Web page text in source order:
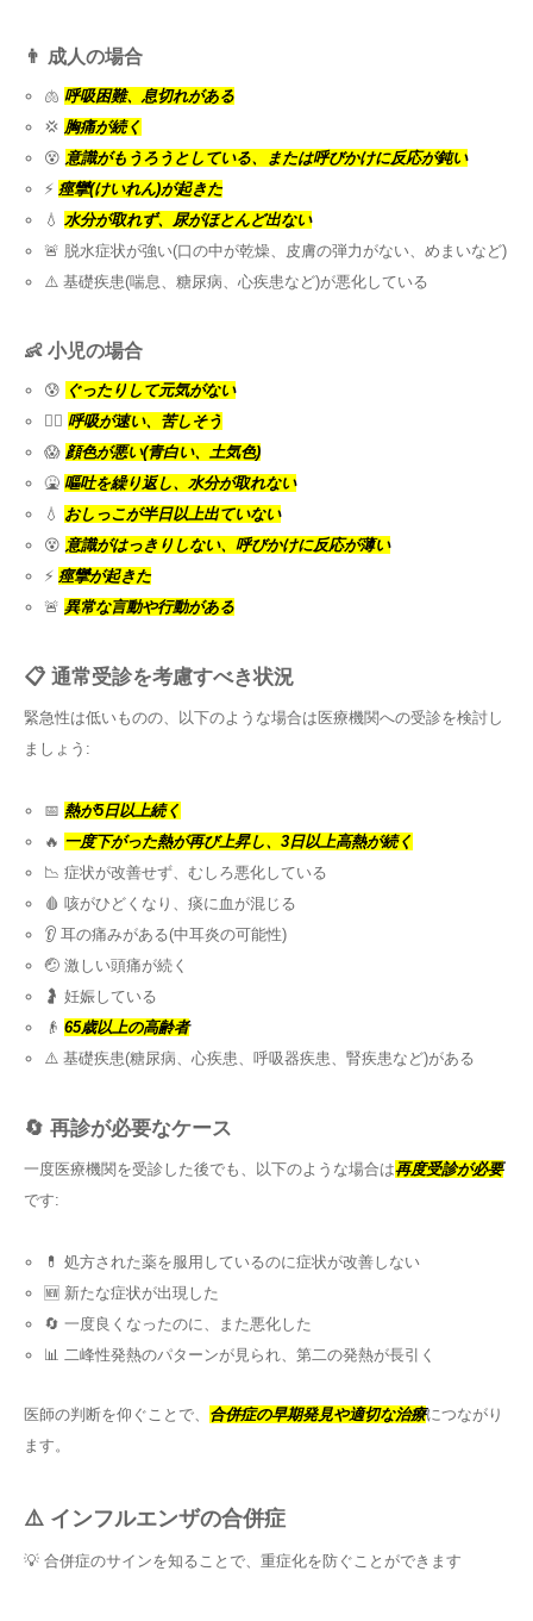
👨 成人の場合
🫁 呼吸困難、息切れがある
💢 胸痛が続く
😵 意識がもうろうとしている、または呼びかけに反応が鈍い
⚡ 痙攣(けいれん)が起きた
💧 水分が取れず、尿がほとんど出ない
🚨 脱水症状が強い(口の中が乾燥、皮膚の弾力がない、めまいなど)
⚠️ 基礎疾患(喘息、糖尿病、心疾患など)が悪化している
👶 小児の場合
😰 ぐったりして元気がない
😮‍💨 呼吸が速い、苦しそう
😱 顔色が悪い(青白い、土気色)
🤮 嘔吐を繰り返し、水分が取れない
💧 おしっこが半日以上出ていない
😵 意識がはっきりしない、呼びかけに反応が薄い
⚡ 痙攣が起きた
🚨 異常な言動や行動がある
📋 通常受診を考慮すべき状況
緊急性は低いものの、以下のような場合は医療機関への受診を検討し
ましょう:
📅 熱が5日以上続く
🔥 一度下がった熱が再び上昇し、3日以上高熱が続く
📉 症状が改善せず、むしろ悪化している
🩸 咳がひどくなり、痰に血が混じる
👂 耳の痛みがある(中耳炎の可能性)
🤕 激しい頭痛が続く
🤰 妊娠している
👴 65歳以上の高齢者
⚠️ 基礎疾患(糖尿病、心疾患、呼吸器疾患、腎疾患など)がある
🔄 再診が必要なケース
一度医療機関を受診した後でも、以下のような場合は再度受診が必要
です:
💊 処方された薬を服用しているのに症状が改善しない
🆕 新たな症状が出現した
🔄 一度良くなったのに、また悪化した
📊 二峰性発熱のパターンが見られ、第二の発熱が長引く
医師の判断を仰ぐことで、 合併症の早期発見や適切な治療につながり
ます。
⚠️ インフルエンザの合併症
💡 合併症のサインを知ることで、重症化を防ぐことができます